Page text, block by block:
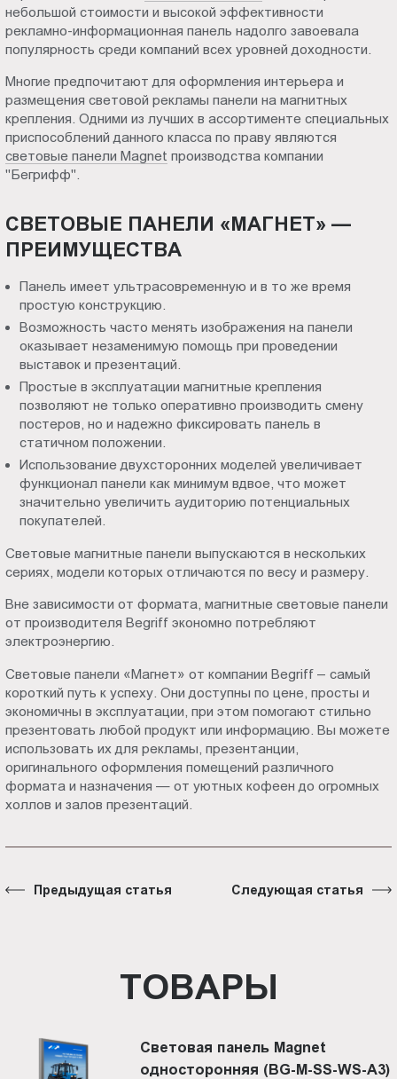
декора
в
Владикавказе
небольшой стоимости и высокой эффективности
рекламно-информационная панель надолго завоевала
популярность среди компаний всех уровней доходности.
Многие предпочитают для оформления интерьера и
размещения световой рекламы панели на магнитных
крепления. Одними из лучших в ассортименте специальных
приспособлений данного класса по праву являются
световые панели Magnet производства компании
"Бегрифф".
СВЕТОВЫЕ ПАНЕЛИ «МАГНЕТ» —
ПРЕИМУЩЕСТВА
Панель имеет ультрасовременную и в то же время
простую конструкцию.
Возможность часто менять изображения на панели
оказывает незаменимую помощь при проведении
выставок и презентаций.
Простые в эксплуатации магнитные крепления
позволяют не только оперативно производить смену
постеров, но и надежно фиксировать панель в
статичном положении.
Использование двухсторонних моделей увеличивает
функционал панели как минимум вдвое, что может
значительно увеличить аудиторию потенциальных
покупателей.
Световые магнитные панели выпускаются в нескольких
сериях, модели которых отличаются по весу и размеру.
Вне зависимости от формата, магнитные световые панели
от производителя Begriff экономно потребляют
электроэнергию.
Световые панели «Магнет» от компании Begriff – самый
короткий путь к успеху. Они доступны по цене, просты и
экономичны в эксплуатации, при этом помогают стильно
презентовать любой продукт или информацию. Вы можете
использовать их для рекламы, презентанции,
оригинального оформления помещений различного
формата и назначения — от уютных кофеен до огромных
холлов и залов презентаций.
Предыдущая статья Следующая статья
ТОВАРЫ
Световая панель Magnet
односторонняя (BG-M-SS-WS-A3)
Пт.:
9.00-
18.00
Сб.,
Вс.:
выходной